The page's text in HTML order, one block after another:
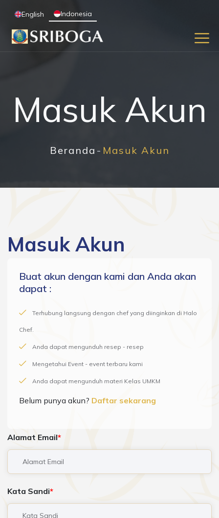
English Indonesia
Masuk Akun
Beranda Masuk Akun
Masuk Akun
Buat akun dengan kami dan Anda akan
dapat :
Terhubung langsung dengan chef yang diinginkan di Halo
Chef.
Anda dapat mengunduh resep - resep
Mengetahui Event - event terbaru kami
Anda dapat mengunduh materi Kelas UMKM
Belum punya akun? Daftar sekarang
Alamat Email
Kata Sandi